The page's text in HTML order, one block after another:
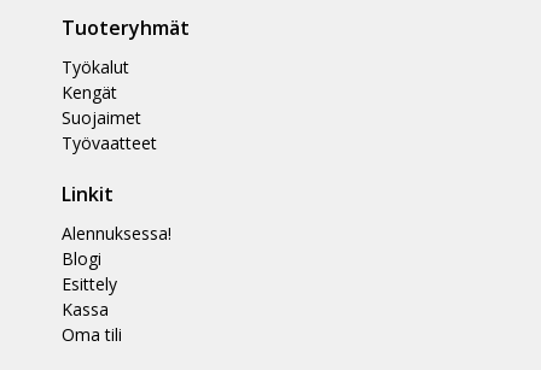
Tuoteryhmät
Työkalut
Kengät
Suojaimet
Työvaatteet
Linkit
Alennuksessa!
Blogi
Esittely
Kassa
Oma tili